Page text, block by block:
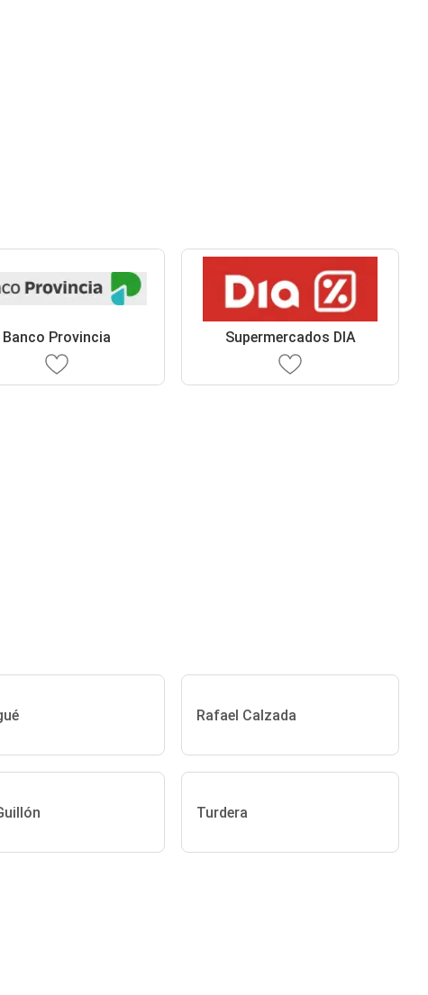
Banco Provincia Supermercados DIA
Rafael Calzada
Turdera